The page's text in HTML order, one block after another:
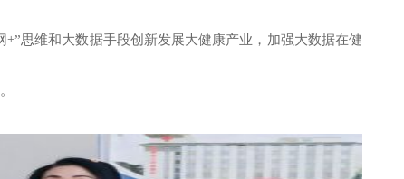
+”思维和大数据手段创新发展大健康产业，加强大数据在健